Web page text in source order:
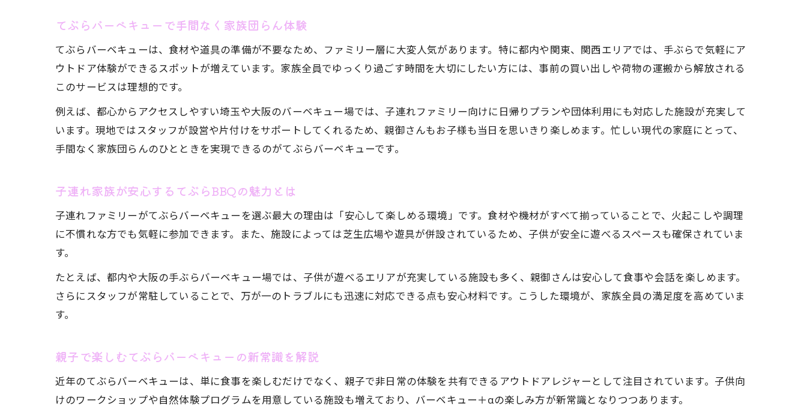
子連れOKのてぶらバーベキュー活用術を紹介
てぶらBBQで子供が飽きない遊び方アイデア
てぶらバーベキューで気軽に家族アウトドア
家族で楽しむ手軽なてぶらBBQのポイント
日帰りも手軽に楽しむファミリーBBQ術
日帰りでも充実するてぶらバーベキュー体験
親も子も笑顔になれるBBQ場の選び方
親子で快適なてぶらBBQスポットの条件
てぶらバーベキューで手間なく家族団らん体験
てぶらバーベキューは、食材や道具の準備が不要なため、ファミリー層に大変人気があります。特に都内や関東、関西エリアでは、手ぶらで気軽にア
ウトドア体験ができるスポットが増えています。家族全員でゆっくり過ごす時間を大切にしたい方には、事前の買い出しや荷物の運搬から解放される
このサービスは理想的です。
例えば、都心からアクセスしやすい埼玉や大阪のバーベキュー場では、子連れファミリー向けに日帰りプランや団体利用にも対応した施設が充実して
います。現地ではスタッフが設営や片付けをサポートしてくれるため、親御さんもお子様も当日を思いきり楽しめます。忙しい現代の家庭にとって、
手間なく家族団らんのひとときを実現できるのがてぶらバーベキューです。
子連れ家族が安心するてぶらBBQの魅力とは
子連れファミリーがてぶらバーベキューを選ぶ最大の理由は「安心して楽しめる環境」です。食材や機材がすべて揃っていることで、火起こしや調理
に不慣れな方でも気軽に参加できます。また、施設によっては芝生広場や遊具が併設されているため、子供が安全に遊べるスペースも確保されていま
す。
たとえば、都内や大阪の手ぶらバーベキュー場では、子供が遊べるエリアが充実している施設も多く、親御さんは安心して食事や会話を楽しめます。
さらにスタッフが常駐していることで、万が一のトラブルにも迅速に対応できる点も安心材料です。こうした環境が、家族全員の満足度を高めていま
す。
親子で楽しむてぶらバーベキューの新常識を解説
近年のてぶらバーベキューは、単に食事を楽しむだけでなく、親子で非日常の体験を共有できるアウトドアレジャーとして注目されています。子供向
けのワークショップや自然体験プログラムを用意している施設も増えており、バーベキュー＋αの楽しみ方が新常識となりつつあります。